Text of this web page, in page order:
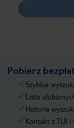
Pobierz
Szybkie
Lista
Historia
Kontakt z TUI i